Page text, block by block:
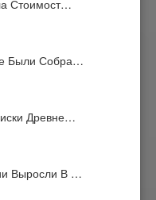
Стоимост…
Были Собра…
Древне…
Выросли В …